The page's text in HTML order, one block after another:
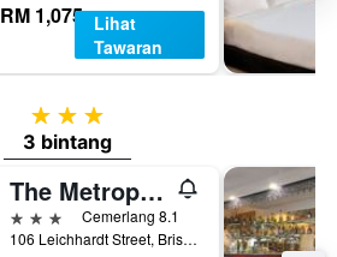
RM 1,075 Lihat
Tawaran
3 bintang
3 bintang
The Metropolitan Spring Hill
3 bintangCemerlang 8.1
106 Leichhardt Street, Brisbane, QLD, Australia